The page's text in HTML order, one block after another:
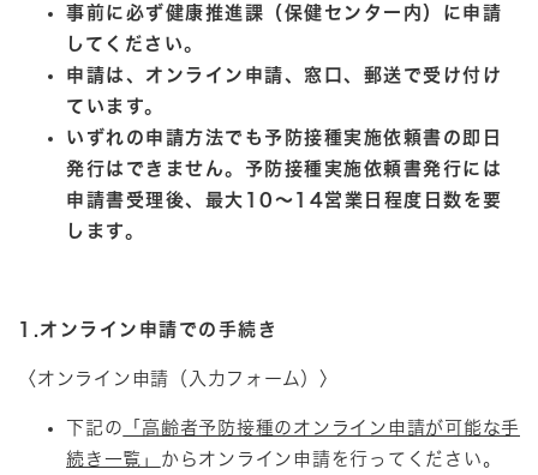
事前に必ず健康推進課（保健センター内）に申請
して ください。
申請は、オンライン申請、窓口、郵送で受け付け
ています。
いずれの申請方法でも予防接種実施依頼書の即日
発行はできません。予防接種実施依頼書発行には
申請書受理後、最大10～14営業日程度日数を要
します。
1.オンライン申請での手続き
〈オンライン申請（入力フォーム）〉
下記の 「高齢者予防接種のオンライン申請が可能な手
続き一覧」​ からオンライン申請を行ってください。